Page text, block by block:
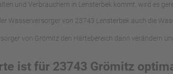
und Verbrauchern in Lensterbek kommt, wird es
Wasserversorger von 23743 Lensterbek auch die
von Grömitz den Härtebereich dann verändern
ist für 23743 Grömitz